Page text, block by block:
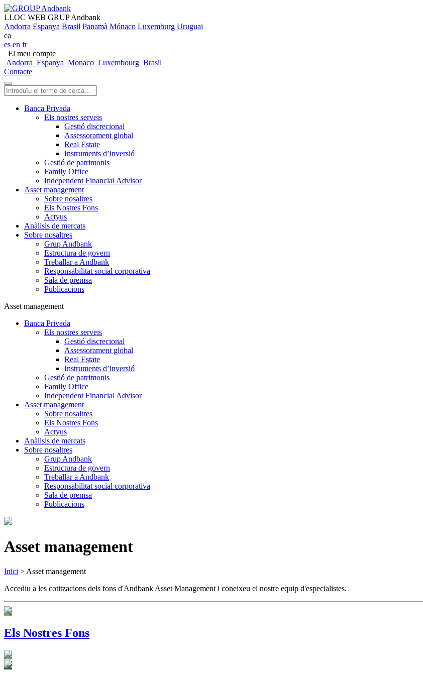
LLOC WEB GRUP Andbank
Andorra Espanya Brasil Panamà Mónaco Luxemburg Uruguai
ca
es en fr
El meu compte
Andorra Espanya Monaco Luxembourg Brasil
Contacte
Banca Privada
Els nostres serveis
Gestió discrecional
Assessorament global
Real Estate
Instruments d’inversió
Gestió de patrimonis
Family Office
Independent Financial Advisor
Asset management
Sobre nosaltres
Els Nostres Fons
Actyus
Anàlisis de mercats
Sobre nosaltres
Grup Andbank
Estructura de govern
Treballar a Andbank
Responsabilitat social corporativa
Sala de premsa
Publicacions
Asset management
Banca Privada
Els nostres serveis
Gestió discrecional
Assessorament global
Real Estate
Instruments d’inversió
Gestió de patrimonis
Family Office
Independent Financial Advisor
Asset management
Sobre nosaltres
Els Nostres Fons
Actyus
Anàlisis de mercats
Sobre nosaltres
Grup Andbank
Estructura de govern
Treballar a Andbank
Responsabilitat social corporativa
Sala de premsa
Publicacions
Asset management
Inici > Asset management
Accediu a les cotitzacions dels fons d'Andbank Asset Management i coneixeu el nostre equip d'especialistes.
Els Nostres Fons